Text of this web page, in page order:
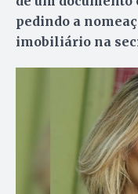
pedindo a
imobiliário na